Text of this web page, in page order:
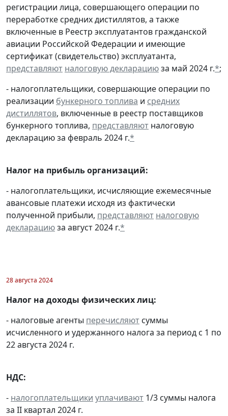
регистрации лица, совершающего операции по
переработке средних дистиллятов, а также
включенные в Реестр эксплуатантов гражданской
авиации Российской Федерации и имеющие
сертификат (свидетельство) эксплуатанта,
представляют налоговую декларациюза май 2024 г.*;
- налогоплательщики, совершающие операции по
реализации бункерного топлива и средних
дистиллятов, включенные в реестр поставщиков
бункерного топлива, представляют налоговую
декларацию за февраль 2024 г.*
Налог на прибыль организаций:
- налогоплательщики, исчисляющие ежемесячные
авансовые платежи исходя из фактически
полученной прибыли, представляют налоговую
декларациюза август 2024 г.*
28 августа 2024
Налог на доходы физических лиц:
- налоговые агенты перечисляют суммы
исчисленного и удержанного налога за период с 1 по
22 августа 2024 г.
НДС:
- налогоплательщики уплачивают 1/3 суммы налога
за II квартал 2024 г.